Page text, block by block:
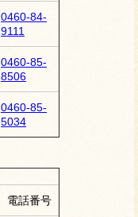
0460-84-
9111
0460-85-
8506
0460-85-
5034
電話番号